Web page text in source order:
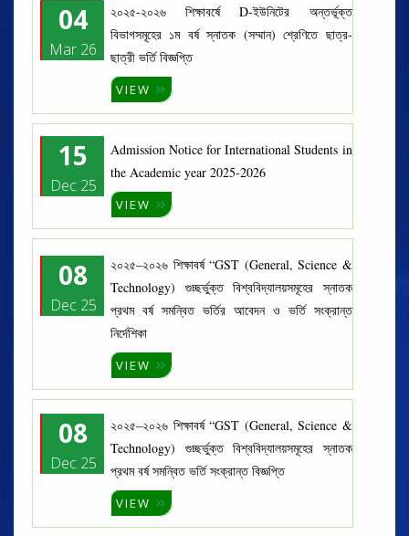
04
Mar 26
২০২৫-২০২৬ শিক্ষাবর্ষে D-ইউনিটের অন্তর্ভূক্ত
বিভাগসমূহের ১ম বর্ষ স্নাতক (সম্মান) শ্রেণিতে ছাত্র-
ছাত্রী ভর্তি বিজ্ঞপ্তি
VIEW
15
Dec 25
Admission Notice for International Students in
the Academic year 2025-2026
VIEW
08
Dec 25
২০২৫–২০২৬ শিক্ষাবর্ষ “GST (General, Science &
Technology) গুচ্ছর্ভুক্ত বিশ্ববিদ্যালয়সমূহের স্নাতক
প্রথম বর্ষ সমন্বিত ভর্তির আবেদন ও ভর্তি সংক্রান্ত
নির্দেশিকা
VIEW
08
Dec 25
২০২৫–২০২৬ শিক্ষাবর্ষ “GST (General, Science &
Technology) গুচ্ছর্ভুক্ত বিশ্ববিদ্যালয়সমূহের স্নাতক
প্রথম বর্ষ সমন্বিত ভর্তি সংক্রান্ত বিজ্ঞপ্তি
VIEW